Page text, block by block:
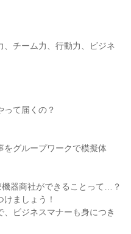
、チーム力、行動力、ビジネ
って届くの？
をグループワークで模擬体
機器商社ができることって…？
ましょう！
ビジネスマナーも身につき